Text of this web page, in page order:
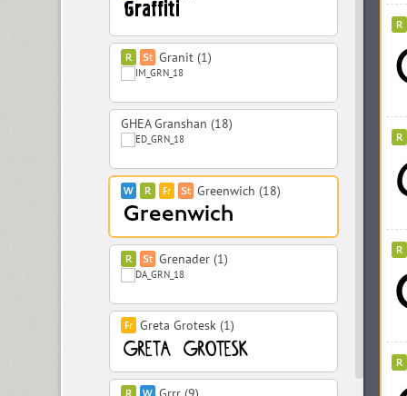
Granit (1)
GHEA Granshan (18)
Greenwich (18)
Grenader (1)
Greta Grotesk (1)